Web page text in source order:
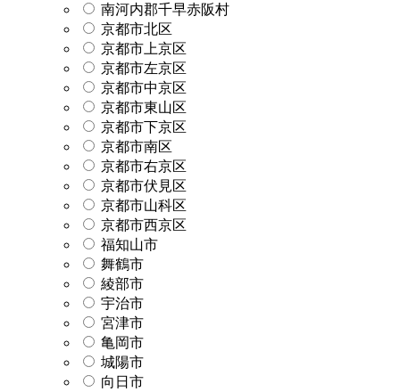
南河内郡千早赤阪村
京都市北区
京都市上京区
京都市左京区
京都市中京区
京都市東山区
京都市下京区
京都市南区
京都市右京区
京都市伏見区
京都市山科区
京都市西京区
福知山市
舞鶴市
綾部市
宇治市
宮津市
亀岡市
城陽市
向日市